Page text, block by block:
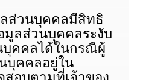
ส่วนบุคคลมีสิทธิ
ลส่วนบุคคลระงับ
คคลได้ในกรณีผู้
บุคคลอยู่ใน